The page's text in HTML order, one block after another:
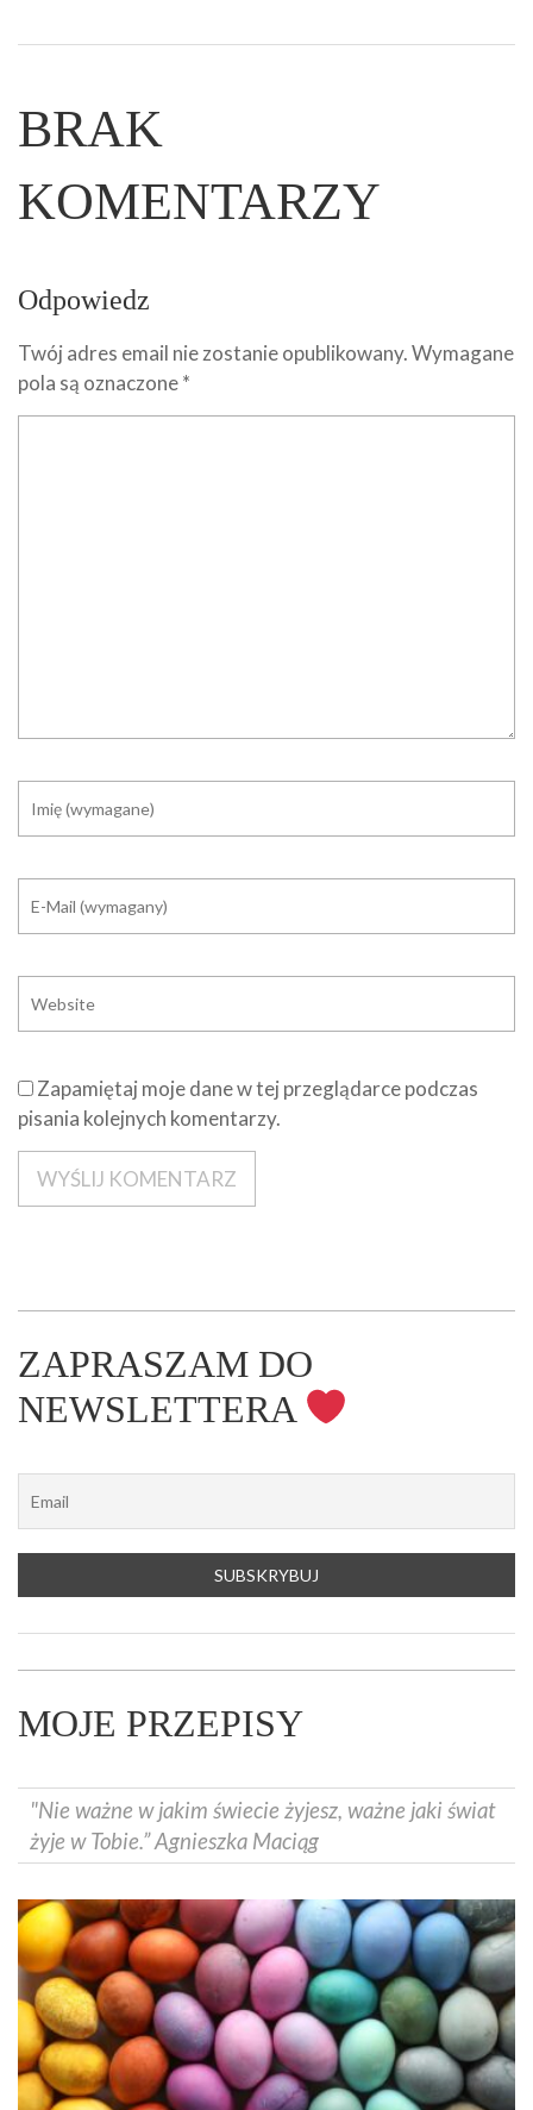
BRAK
KOMENTARZY
Odpowiedz
Twój adres email nie zostanie opublikowany.Wymagane
pola są oznaczone*
Zapamiętaj moje dane w tej przeglądarce podczas
pisania kolejnych komentarzy.
ZAPRASZAM DO
NEWSLETTERA
MOJE PRZEPISY
"Nie ważne w jakim świecie żyjesz, ważne jaki świat
żyje w Tobie.” Agnieszka Maciąg